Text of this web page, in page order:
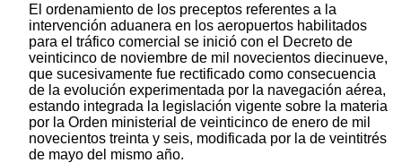
El ordenamiento de los preceptos referentes a la
intervención aduanera en los aeropuertos habilitados
para el tráfico comercial se inició con el Decreto de
veinticinco de noviembre de mil novecientos diecinueve,
que sucesivamente fue rectificado como consecuencia
de la evolución experimentada por la navegación aérea,
estando integrada la legislación vigente sobre la materia
por la Orden ministerial de veinticinco de enero de mil
novecientos treinta y seis, modificada por la de veintitrés
de mayo del mismo año.